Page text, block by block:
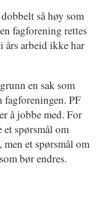
så høy som
fagforening rettes
års arbeid ikke har
en sak som
fagforeningen. PF
å jobbe med. For
spørsmål om
et spørsmål om
bør endres.